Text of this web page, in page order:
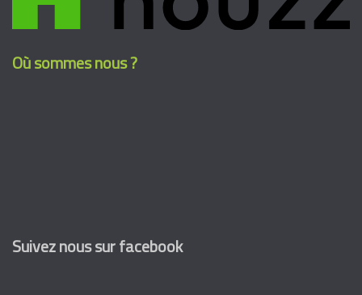
Où sommes nous ?
Suivez nous sur facebook